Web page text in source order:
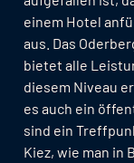
einem Hotel
aus. Das
bietet alle
diesem Niveau
es auch ein
sind ein
Kiez, wie man in